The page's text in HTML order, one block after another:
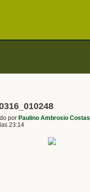
por Paulino Ambrosio Costas
23:14